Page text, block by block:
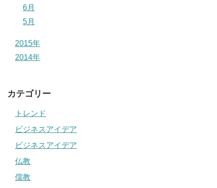
6月
5月
2015年
2014年
カテゴリー
トレンド
ビジネスアイデア
ビジネスアイデア
仏教
儒教